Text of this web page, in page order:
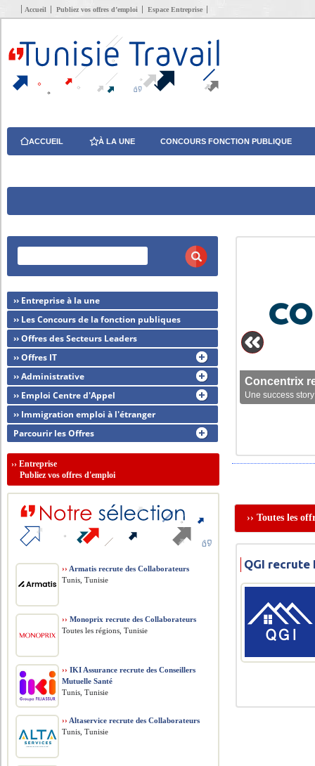
Accueil Publiez vos offres d’emploi Espace Entreprise
ACCUEIL À LA UNE CONCOURS FONCTION PUBLIQUE
Concentrix
Une success
›› Toutes les
QGI recrute
›› Entreprise à la une
›› Les Concours de la fonction publiques
›› Offres des Secteurs Leaders
›› Offres IT
›› Administrative
›› Emploi Centre d'Appel
›› Immigration emploi à l'étranger
Parcourir les Offres
››Entreprise
Publiez vos offres d'emploi
›› Armatis recrute des Collaborateurs
Tunis, Tunisie
›› Monoprix recrute des Collaborateurs
Toutes les régions, Tunisie
›› IKI Assurance recrute des Conseillers
Mutuelle Santé
Tunis, Tunisie
›› Altaservice recrute des Collaborateurs
Tunis, Tunisie